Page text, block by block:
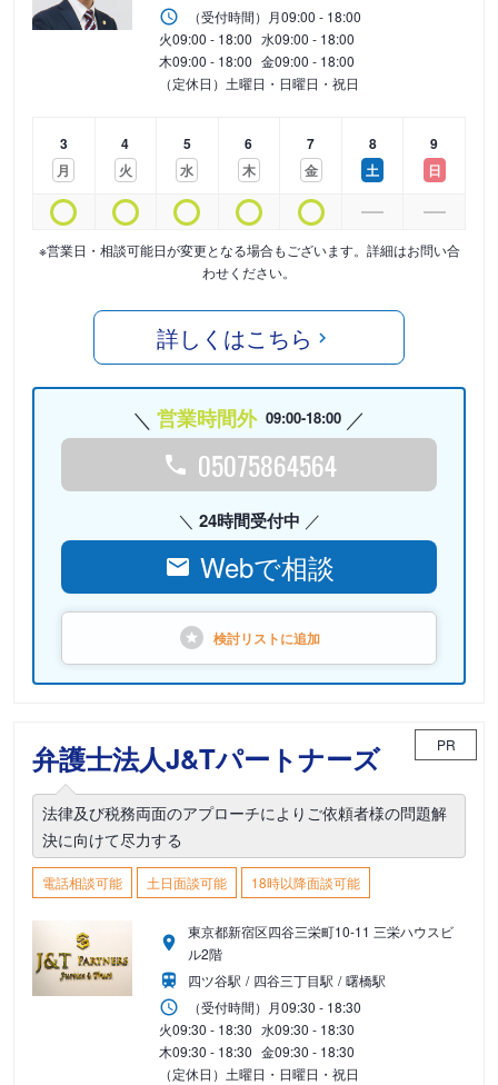
（受付時間） 月09:00 - 18:00
火09:00 - 18:00 水09:00 - 18:00
木09:00 - 18:00 金09:00 - 18:00
（定休日）土曜日・日曜日・祝日
3
月
4
火
5
水
6
木
7
金
8
土
9
日
※営業日・相談可能日が変更となる場合もございます。詳細はお問い合
わせください。
詳しくはこちら
営業時間外 09:00-18:00
05075864564
24時間受付中
Webで相談
検討リストに追加
弁護士法人J&Tパートナーズ PR
法律及び税務両面のアプローチによりご依頼者様の問題解
決に向けて尽力する
電話相談可能 土日面談可能 18時以降面談可能
東京都新宿区四谷三栄町10-11 三栄ハウスビ
ル2階
四ツ谷駅
四谷三丁目駅
曙橋駅
（受付時間） 月09:30 - 18:30
火09:30 - 18:30 水09:30 - 18:30
木09:30 - 18:30 金09:30 - 18:30
（定休日）土曜日・日曜日・祝日